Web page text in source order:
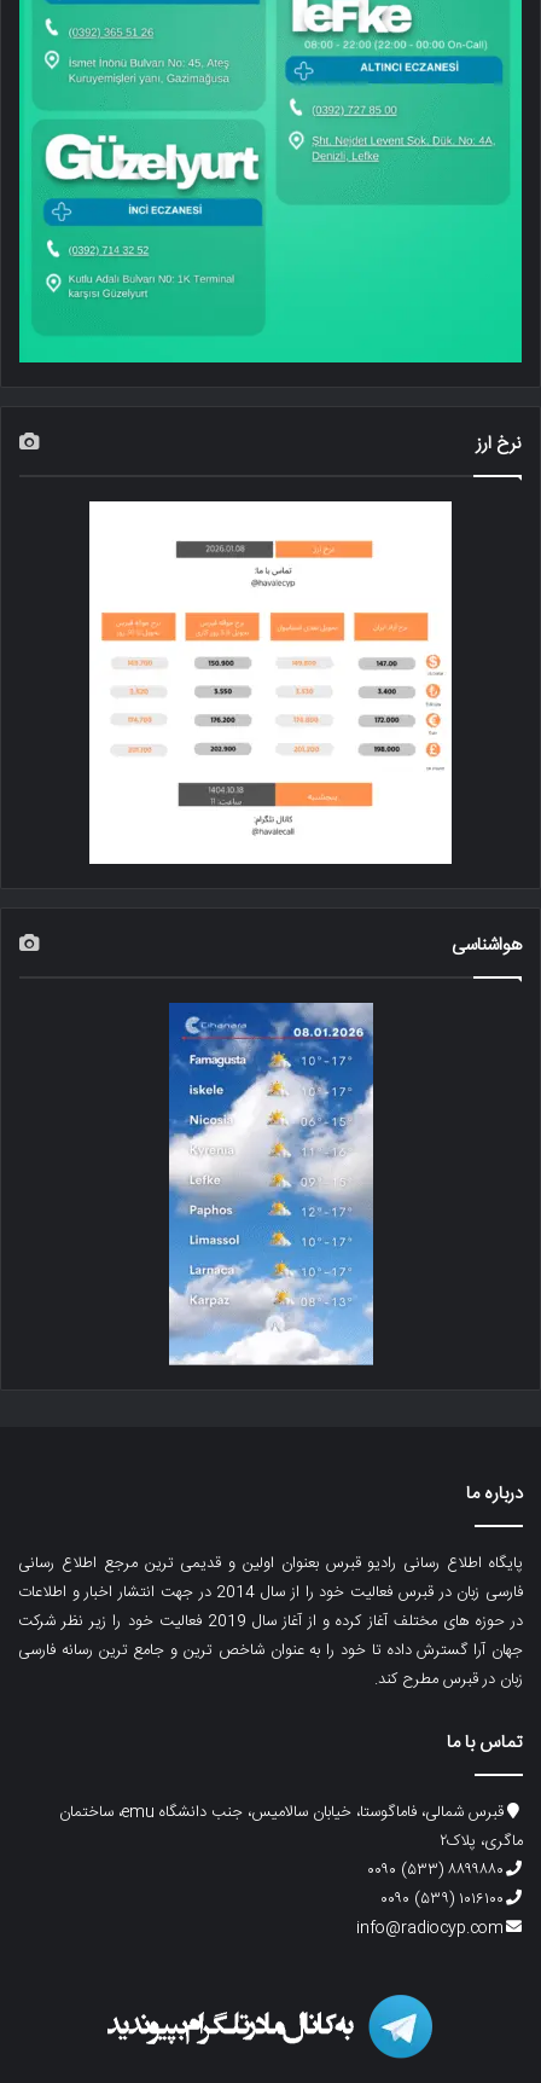
نرخ ارز
هواشناسی
درباره ما
پایگاه اطلاع رسانی رادیو قبرس بعنوان اولین و قدیمی ترین مرجع اطلاع رسانی
فارسی زبان در قبرس فعالیت خود را از سال 2014 در جهت انتشار اخبار و اطلاعات
در حوزه های مختلف آغاز کرده و از آغاز سال 2019 فعالیت خود را زیر نظر شرکت
جهان آرا گسترش داده تا خود را به عنوان شاخص ترین و جامع ترین رسانه فارسی
زبان در قبرس مطرح کند.
تماس با ما
قبرس شمالی، فاماگوستا، خیابان سالامیس، جنب دانشگاه emu، ساختمان
ماگری، پلاک۲
۸۸۹۹۸۸۰ (۵۳۳) ۰۰۹۰
۱۰۱۶۱۰۰ (۵۳۹) ۰۰۹۰
info@radiocyp.com